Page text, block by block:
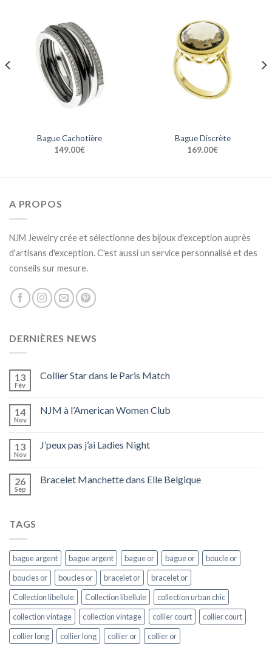
Bague Cachotière
149.00€
Bague Discrète
169.00€
A PROPOS
NJM Jewelry crée et sélectionne des bijoux d'exception auprès
d'artisans d'exception. C'est aussi un service personnalisé et des
conseils sur mesure.
DERNIÈRES NEWS
13
Fév
Collier Star dans le Paris Match
14
Nov
NJM à l’American Women Club
13
Nov
J’peux pas j’ai Ladies Night
26
Sep
Bracelet Manchette dans Elle Belgique
TAGS
bague argent bague argent bague or bague or
boucle or
boucles or
boucles or bracelet or
bracelet or
Collection libellule
Collection libellule
collection urban chic
collection vintage
collection vintage collier court
collier court
collier long
collier long collier or collier or